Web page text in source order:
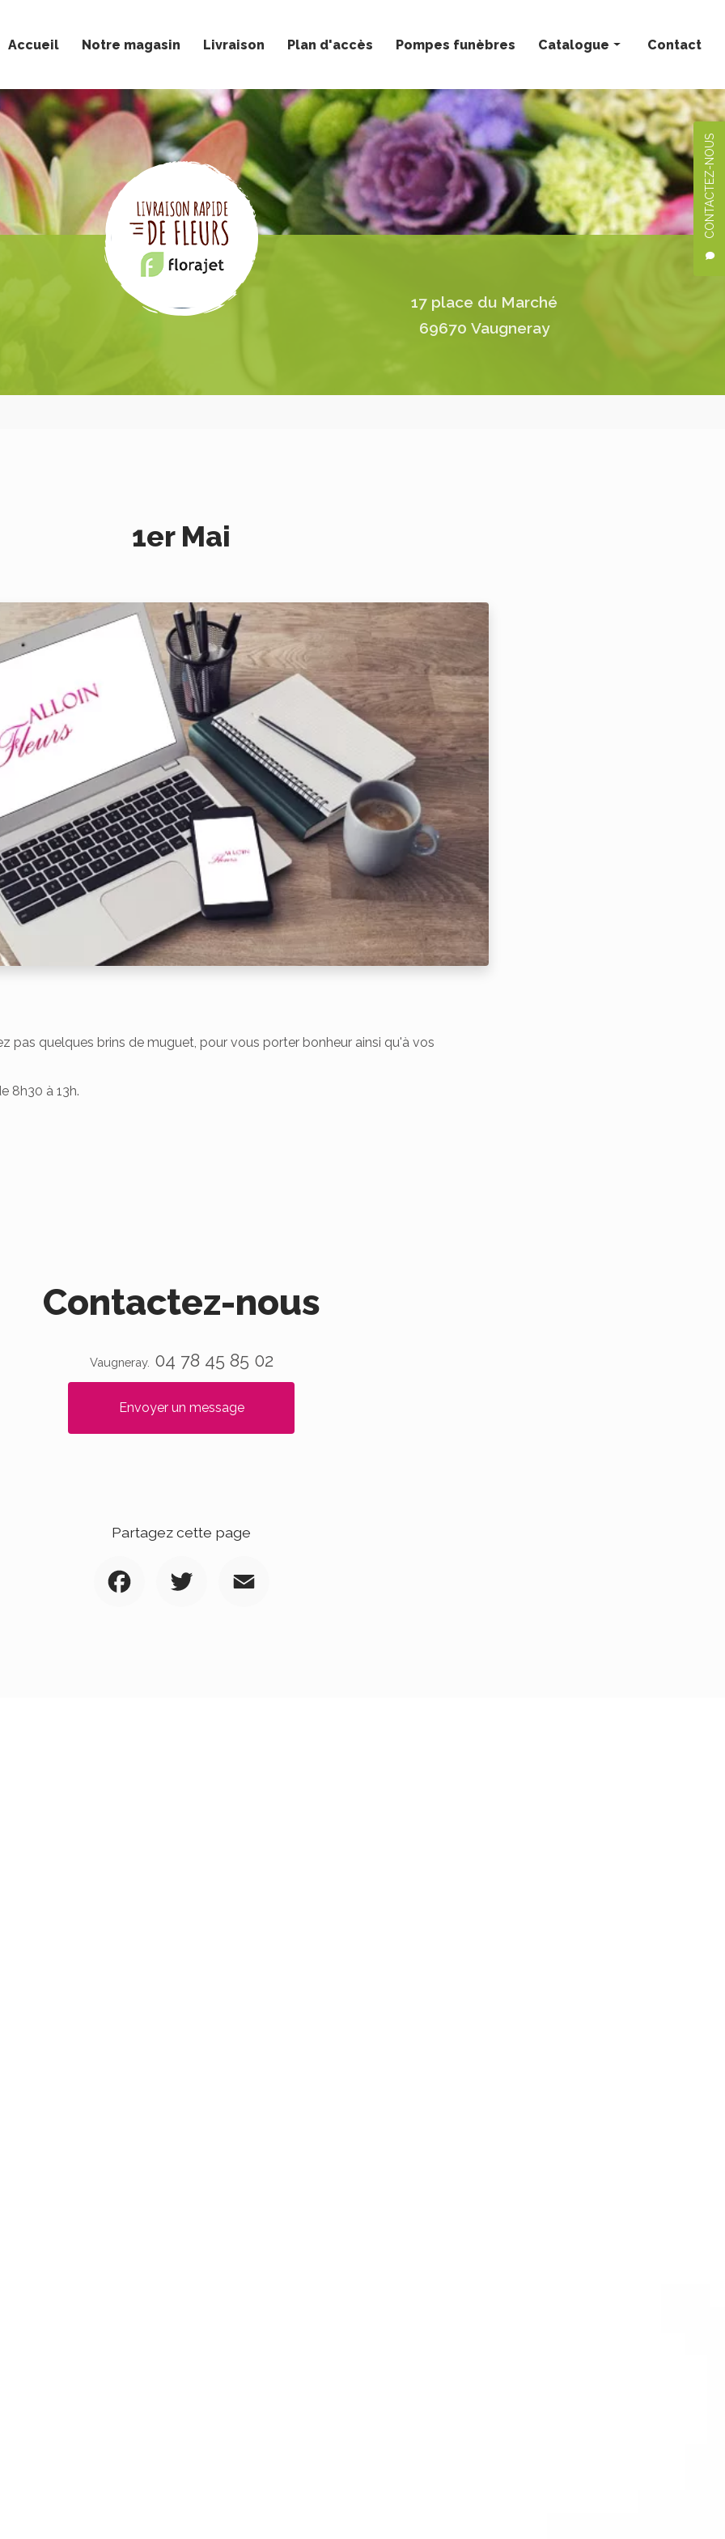
CONTACTEZ-NOUS
Accueil Notre magasin Livraison Plan d'accès Pompes funèbres Catalogue
Bouquets personnalisés
Compositions florales
Deuil
Mariage
Plantes
Contact
17 place du Marché
69670 Vaugneray
1er Mai
pas quelques brins de muguet, pour vous porter bonheur ainsi qu'à vos
8h30 à 13h.
Contactez-nous
Vaugneray. 04 78 45 85 02
Envoyer un message
Partagez cette page